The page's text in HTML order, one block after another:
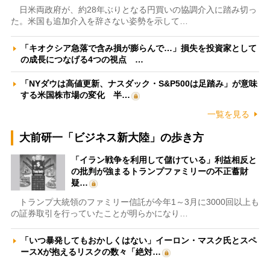
日米両政府が、約28年ぶりとなる円買いの協調介入に踏み切っ
た。米国も追加介入を辞さない姿勢を示して…
「キオクシア急落で含み損が膨らんで…」損失を投資家として
の成長につなげる4つの視点 …
「NYダウは高値更新、ナスダック・S&P500は足踏み」が意味
する米国株市場の変化 半…
一覧を見る
大前研一「ビジネス新大陸」の歩き方
「イラン戦争を利用して儲けている」利益相反と
の批判が強まるトランプファミリーの不正蓄財
疑…
トランプ大統領のファミリー信託が今年1～3月に3000回以上も
の証券取引を行っていたことが明らかになり…
「いつ暴発してもおかしくはない」イーロン・マスク氏とスペ
ースXが抱えるリスクの数々「絶対…